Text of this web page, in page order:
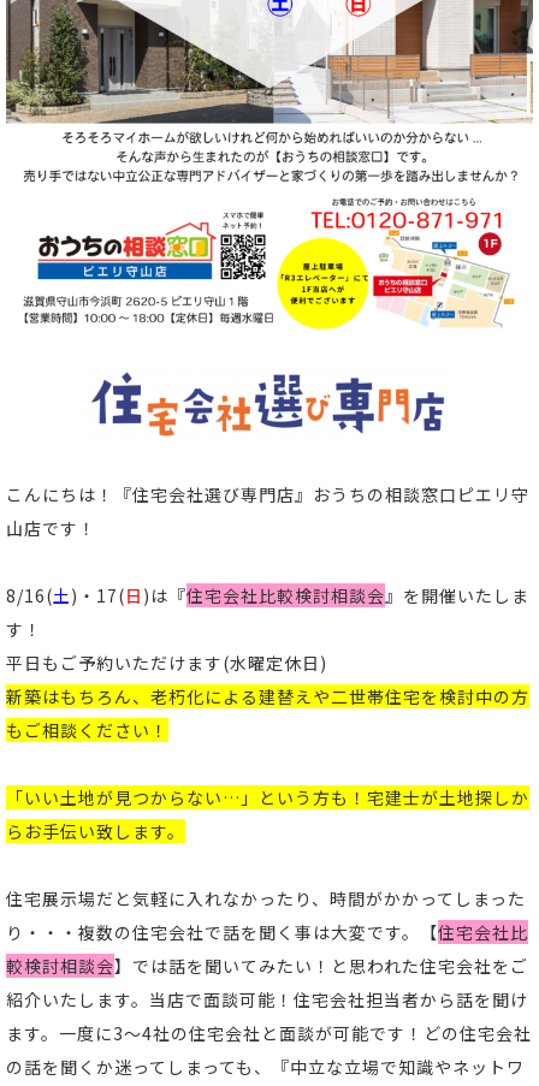
こんにちは！
『住宅会社選び専門店』おうちの相談窓口ピエリ守
山店です！
8/16(土)・17(日 )は『住宅会社比較検討相談会』 を開催いたしま
す！
平日もご予約いただけます(水曜定休日)
新築はもちろん、老朽化による建替えや二世帯住宅を検討中の方
もご相談ください！
「いい土地が見つからない…」という方も！宅建士が土地探しか
らお手伝い致します。
住宅展示場だと気軽に入れなかったり、時間がかかってしまった
り・・・複数の住宅会社で話を聞く事は大変です。【住宅会社比
較検討相談会】では話を聞いてみたい！と思われた住宅会社をご
紹介いたします。当店で面談可能！住宅会社担当者から話を聞け
ます。一度に3～4社の住宅会社と面談が可能です！どの住宅会社
の話を聞くか迷ってしまっても、『中立な立場で知識やネットワ